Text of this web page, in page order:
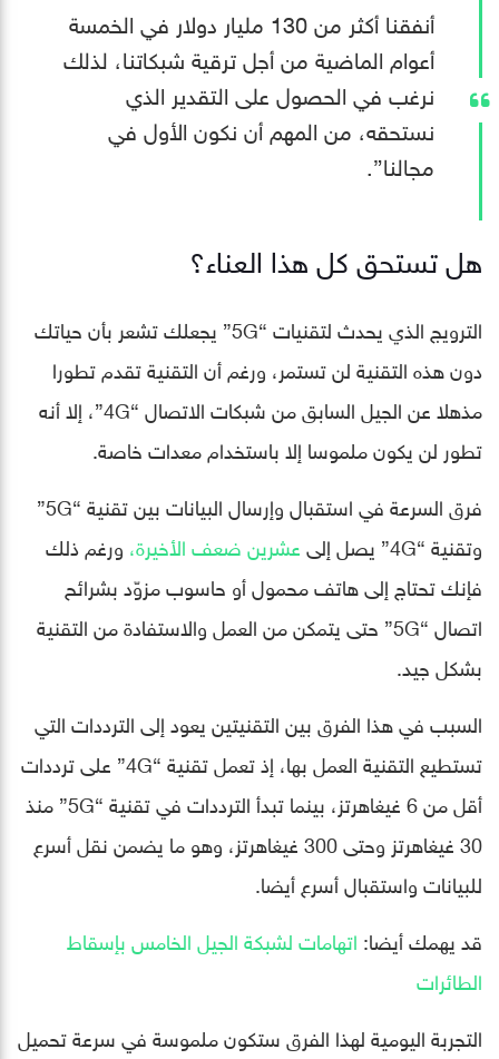
أنفقنا أكثر من 130 مليار دولار في الخمسة
أعوام الماضية من أجل ترقية شبكاتنا، لذلك
نرغب في الحصول على التقدير الذي
نستحقه، من المهم أن نكون الأول في
مجالنا”.
هل تستحق كل هذا العناء؟
الترويج الذي يحدث لتقنيات “5G” يجعلك تشعر بأن حياتك
دون هذه التقنية لن تستمر، ورغم أن التقنية تقدم تطورا
مذهلا عن الجيل السابق من شبكات الاتصال “4G”، إلا أنه
تطور لن يكون ملموسا إلا باستخدام معدات خاصة.
فرق السرعة في استقبال وإرسال البيانات بين تقنية “5G”
وتقنية “4G” يصل إلى
عشرين ضعف الأخيرة، ورغم ذلك
فإنك تحتاج إلى هاتف محمول أو حاسوب مزوّد بشرائح
اتصال “5G” حتى يتمكن من العمل والاستفادة من التقنية
بشكل جيد.
السبب في هذا الفرق بين التقنيتين يعود إلى الترددات التي
تستطيع التقنية العمل بها، إذ تعمل تقنية “4G” على ترددات
أقل من 6 غيغاهرتز، بينما تبدأ الترددات في تقنية “5G” منذ
30 غيغاهرتز وحتى 300 غيغاهرتز، وهو ما يضمن نقل أسرع
للبيانات واستقبال أسرع أيضا.
قد يهمك أيضا: اتهامات لشبكة الجيل الخامس بإسقاط
الطائرات
التجربة اليومية لهذا الفرق ستكون ملموسة في سرعة تحميل